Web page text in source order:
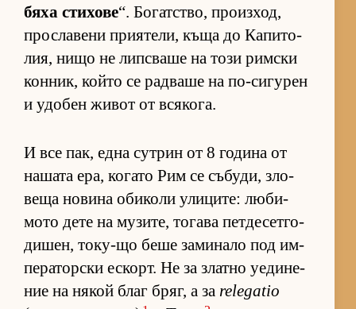
бяха сти­хове“. Бо­гат­с­тво, про­из­ход,
прос­ла­вени при­я­те­ли, къща до Ка­пи­то­
лия, нищо не лип­с­ваше на този рим­ски
кон­ник, който се рад­ваше на по-си­гу­рен
и удо­бен жи­вот от вся­ко­га.
И все пак, една сут­рин от 8 го­дина от
на­шата ера, ко­гато Рим се съ­бу­ди, зло­
веща но­вина оби­коли ули­ци­те: лю­би­
мото дете на му­зи­те, то­гава пет­де­сет­го­
ди­шен, то­ку-що беше за­ми­нало под им­
пе­ра­тор­ски ес­корт. Не за златно уе­ди­не­
ние на ня­кой благ бряг, а за relegatio